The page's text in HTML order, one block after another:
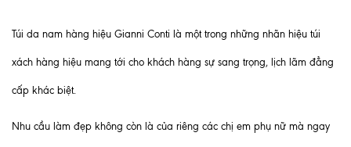
Túi da nam hàng hiệu Gianni Conti là một trong những nhãn hiệu túi
xách hàng hiệu mang tới cho khách hàng sự sang trọng, lịch lãm đẳng
cấp khác biệt.
Nhu cầu làm đẹp không còn là của riêng các chị em phụ nữ mà ngay